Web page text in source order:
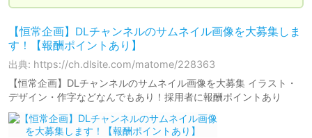
【恒常企画】DLチャンネルのサムネイル画像を大募集しま
す！【報酬ポイントあり】
出典: https://ch.dlsite.com/matome/228363
【恒常企画】DLチャンネルのサムネイル画像を大募集 イラスト・
デザイン・作字などなんでもあり！採用者に報酬ポイントあり